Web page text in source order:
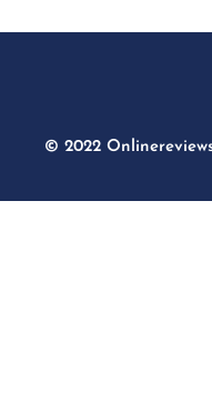
© 2022